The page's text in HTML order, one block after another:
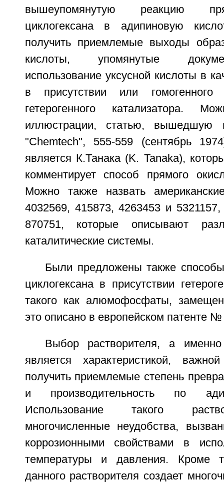
вышеупомянутую реакцию
циклогексана в адипиновую
получить приемлемые выходы
кислоты, упомянутые
использование уксусной кислоты в
в присутствии или гомогенного
гетерогенного катализатора.
иллюстрации, статью,
"Chemtech", 555-559 (сентябрь
является К.Танака (K. Tanaka),
комментирует способ прямого
Можно также назвать
4032569, 415873, 4263453 и 5321157,
870751, которые описывают
каталитические системы.
Были предложены также
циклогексана в присутствии
такого как алюмофосфаты,
это описано в европейском патенте
Выбор растворителя, а именно
является характеристикой,
получить приемлемые степень
и производительность по
Использование такого
многочисленные неудобства,
коррозионными свойствами в
температуры и давления. Кроме
данного растворителя создает